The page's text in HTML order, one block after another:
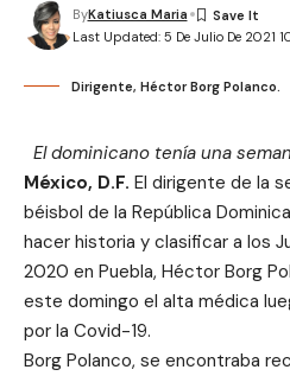
Last Updated: 5 De Julio De 2021
ByKatiusca Maria
Dirigente, Héctor Borg Polanco.
El dominicano tenía una
México, D.F. El dirigente de la
béisbol de la República
hacer historia y clasificar a los
2020 en Puebla, Héctor Borg
este domingo el alta médica
por la Covid-19.
Borg Polanco, se encontraba